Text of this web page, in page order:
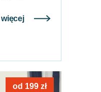
od 199zł